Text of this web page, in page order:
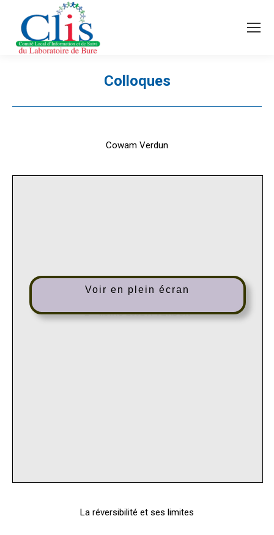
Colloques
Cowam Verdun
Voir en plein écran
La réversibilité et ses limites